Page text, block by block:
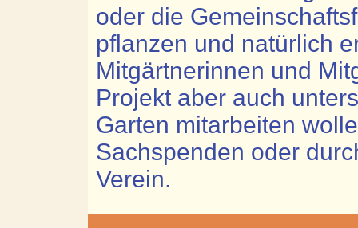
oder die
pflanzen und natürlich
Mitgärtnerinnen und
Projekt aber auch
Garten mitarbeiten
Sachspenden oder
Verein.